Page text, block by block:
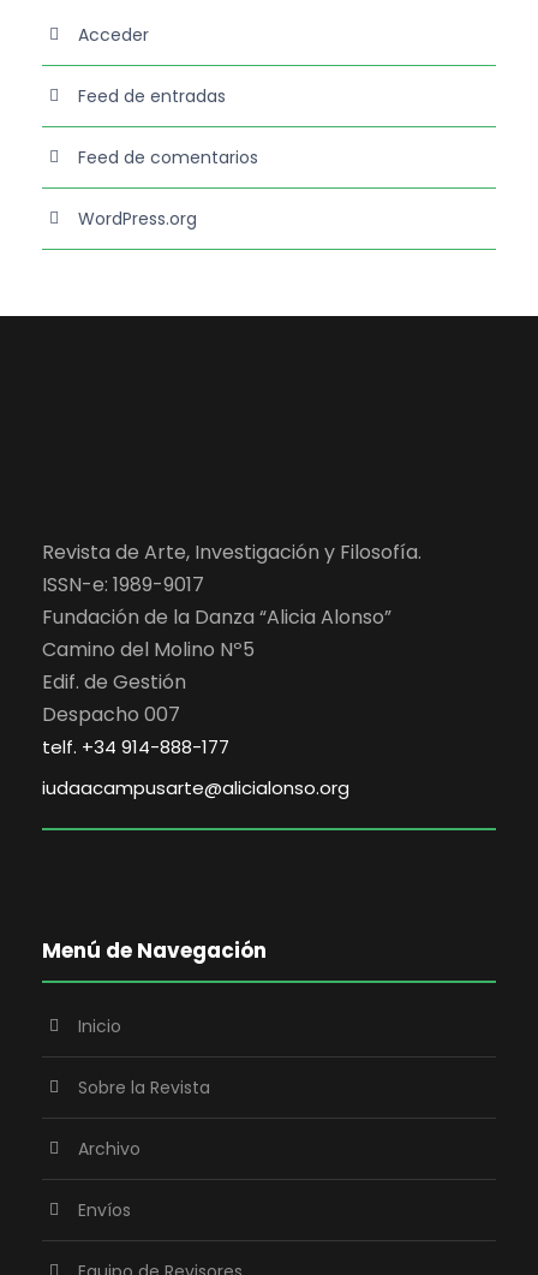
Acceder
Feed de entradas
Feed de comentarios
WordPress.org
Revista de Arte, Investigación y Filosofía.
ISSN-e: 1989-9017
Fundación de la Danza “Alicia Alonso”
Camino del Molino Nº5
Edif. de Gestión
Despacho 007
telf. +34 914-888-177
iudaacampusarte@alicialonso.org
Menú de Navegación
Inicio
Sobre la Revista
Archivo
Envíos